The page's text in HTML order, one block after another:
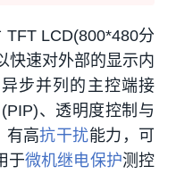
TFT LCD(800*480分
快速对外部的显示内
步并列的主控端接
、透明度控制与
有高抗干扰能力，可
于微机继电保护测控